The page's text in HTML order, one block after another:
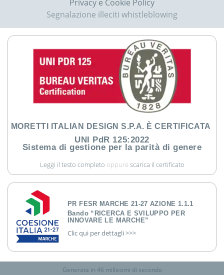
Privacy e Cookie Policy
Segnalazione illeciti whistleblowing
MORETTI ITALIAN DESIGN S.P.A. È CERTIFICATA
UNI PdR 125:2022
Sistema di gestione per la parità di genere
Leggi il testo completo oppure scarica il certificato
PR FESR MARCHE 21-27 AZIONE 1.1.1
Bando “RICERCA E SVILUPPO PER
INNOVARE LE MARCHE”
Clic qui per dettagli >>>
Generata in 46 millesimi di secondo